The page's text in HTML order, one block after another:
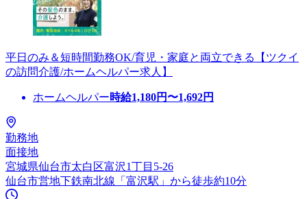
平日のみ＆短時間勤務OK/育児・家庭と両立できる【ツクイ
の訪問介護/ホームヘルパー求人】
ホームヘルパー時給1,180円〜1,692円
勤務地
面接地
宮城県仙台市太白区富沢1丁目5-26
仙台市営地下鉄南北線「富沢駅」から徒歩約10分